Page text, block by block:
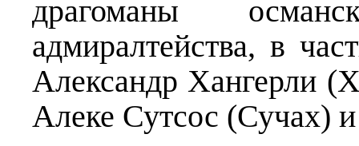
драгоманы
адмиралтейства, в
Александр Хангерли
Алеке Сутсос (Сучах)